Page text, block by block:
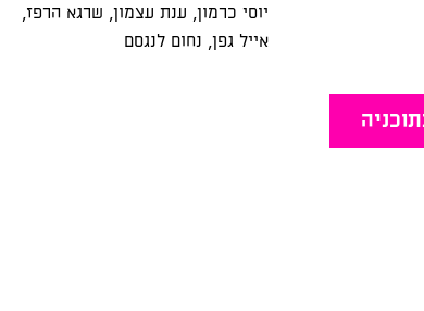
יוסי כרמון ענת עצמון שרגא הרפז
אייל גפן
נחום לנגסם